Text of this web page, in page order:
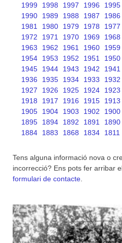
1999
1998 1997 1996 1995
1990
1989 1988 1987 1986
1981
1980 1979 1978 1977
1972
1971 1970 1969 1968
1963
1962 1961 1960 1959
1954
1953 1952 1951 1950
1945
1944 1943 1942 1941
1936
1935 1934 1933 1932
1927
1926 1925 1924 1923
1918
1917 1916 1915 1913
1905
1904 1903 1902 1900
1895
1894 1892 1891 1890
1884
1883 1868 1834 1811
Tens alguna informació nova o
incorrecció? Ens pots fer arribar
formulari de contacte